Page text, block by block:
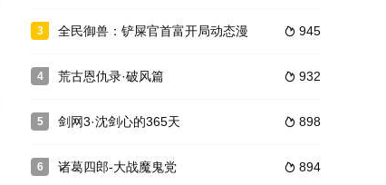
中华
不认人，我竟落在了仇家王爷的手里？！
邪恶势力的不满和觊觎。在海洋深处有一个神秘的魔幻岛，岛主是没有
3  945
全民御兽：铲屎官首富开局动态漫
4  932
荒古恩仇录·破风篇
5  898
剑网3·沈剑心的365天
6  894
诸葛四郎-大战魔鬼党